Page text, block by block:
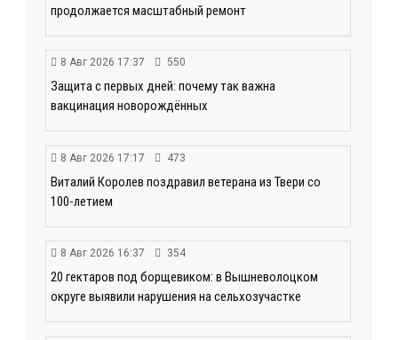
продолжается масштабный ремонт
8 Авг 2026 17:37 550
Защита с первых дней: почему так важна
вакцинация новорождённых
8 Авг 2026 17:17 473
Виталий Королев поздравил ветерана из Твери со
100-летием
8 Авг 2026 16:37 354
20 гектаров под борщевиком: в Вышневолоцком
округе выявили нарушения на сельхозучастке